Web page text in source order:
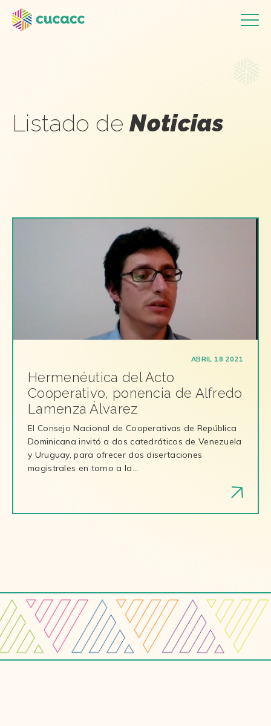
Listado deNoticias
ABRIL 18 2021
Hermenéutica del Acto
Cooperativo, ponencia de Alfredo
Lamenza Álvarez
El Consejo Nacional de Cooperativas de República
Dominicana invitó a dos catedráticos de Venezuela
y Uruguay, para ofrecer dos disertaciones
magistrales en torno a la…